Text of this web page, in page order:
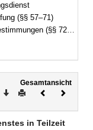
(§§ 57–71)
(§§ 72–73)
Gesamtansicht
Download
DruckenVorheriges
in Teilzeit